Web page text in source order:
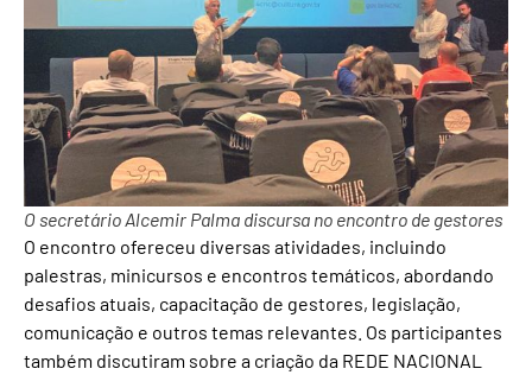
O secretário Alcemir Palma discursa no encontro de gestores
O encontro ofereceu diversas atividades, incluindo
palestras, minicursos e encontros temáticos, abordando
desafios atuais, capacitação de gestores, legislação,
comunicação e outros temas relevantes. Os participantes
também discutiram sobre a criação da REDE NACIONAL